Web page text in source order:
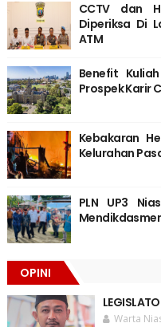
CCTV dan
Diperiksa Di
ATM
Benefit
Prospek Karir
Kebakaran
Kelurahan
PLN UP3
OPINI
Warta